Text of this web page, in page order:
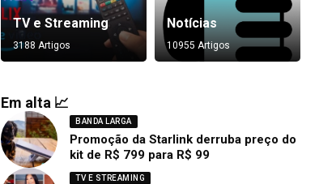
TV e Streaming
3188 Artigos
Notícias
10955 Artigos
Em alta 📈
BANDA LARGA
Promoção da Starlink derruba preço do
kit de R$ 799 para R$ 99
TV E STREAMING